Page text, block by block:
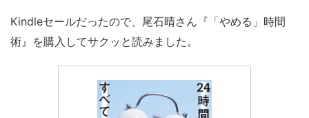
Kindleセールだったので、尾石晴さん『「やめる」時間
術』を購入してサクッと読みました。